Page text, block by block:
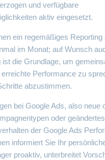
und verfügbare
aktiv eingesetzt.
ein regemäßiges Reporting
im Monat; auf Wunsch
ist die Grundlage, um
erreichte Performance zu
abzustimmen.
bei Google Ads, also neue
oder geändertes
der Google Ads
informiert Sie Ihr
proaktiv, unterbreitet